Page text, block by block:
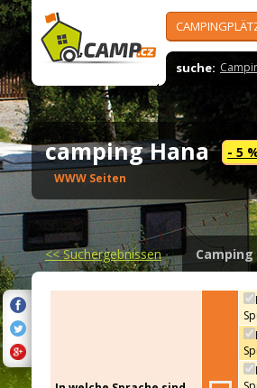
suche:
camping Hana - 5
WWW Seiten
<<Suchergebnissen Camping